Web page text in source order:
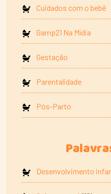
Cuidados com o bebê
Gamp21 Na Mídia
Gestação
Parentalidade
Pós-Parto
Desenvolvimento